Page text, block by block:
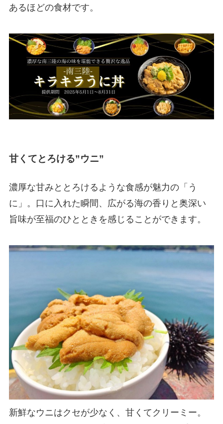
あるほどの食材です。
甘くてとろける”ウニ”
濃厚な甘みととろけるような食感が魅力の「う
に」。口に入れた瞬間、広がる海の香りと奥深い
旨味が至福のひとときを感じることができます。
新鮮なウニはクセが少なく、甘くてクリーミー。